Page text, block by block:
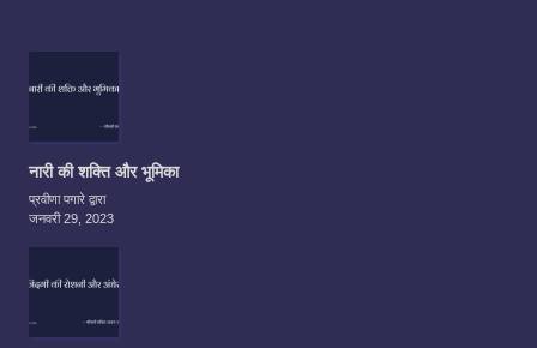
नारी की शक्ति और भूमिका
प्रवीणा पगारे द्वारा
जनवरी 29, 2023